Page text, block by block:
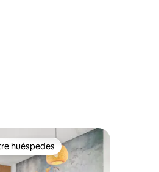
5, 23 reseñas
preferido
huéspedes